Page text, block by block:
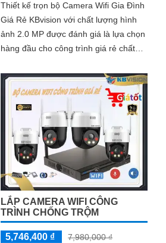
Thiết kế trọn bộ Camera Wifi Gia Đình
Giá Rẻ KBvision với chất lượng hình
ảnh 2.0 MP được đánh giá là lựa chọn
hàng đầu cho công trình giá rẻ chất
LẮP CAMERA WIFI CÔNG
TRÌNH CHỐNG TRỘM
5,746,400 ₫
7,980,000 ₫